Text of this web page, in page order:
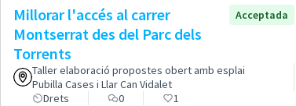
Millorar l'accés al carrer
Montserrat des del Parc dels
Torrents
Acceptada
Taller elaboració propostes obert amb esplai
Pubilla Cases i Llar Can Vidalet
Drets
0 1